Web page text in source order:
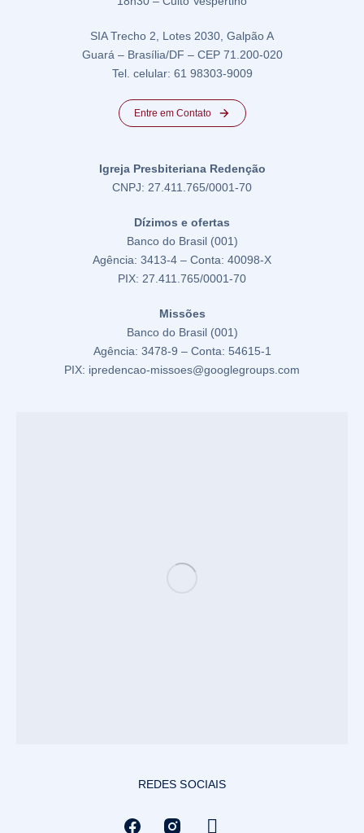
SIA Trecho 2, Lotes 2030, Galpão A
Guará – Brasília/DF – CEP 71.200-020
Tel. celular: 61 98303-9009
Entre em Contato
Igreja Presbiteriana Redenção
CNPJ: 27.411.765/0001-70
Dízimos e ofertas
Banco do Brasil (001)
Agência: 3413-4 – Conta: 40098-X
PIX: 27.411.765/0001-70
Missões
Banco do Brasil (001)
Agência: 3478-9 – Conta: 54615-1
PIX: ipredencao-missoes@googlegroups.com
REDES SOCIAIS